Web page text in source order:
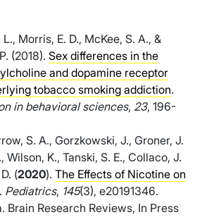
Morris, E. D., McKee, S. A., &
(2018). Sex differences in the
and dopamine receptor
tobacco smoking addiction.
in behavioral sciences, 23, 196-
S. A., Gorzkowski, J., Groner, J.
Wilson, K., Tanski, S. E., Collaco, J.
(2020). The Effects of Nicotine on
. Pediatrics, 145(3), e20191346.
Brain Research Reviews, In Press